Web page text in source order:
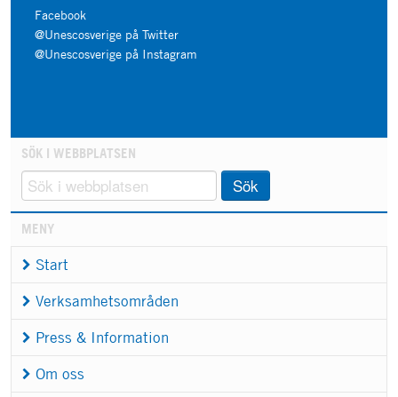
Facebook
@Unescosverige på Twitter
@Unescosverige på Instagram
SÖK I WEBBPLATSEN
Sök
MENY
Start
Verksamhetsområden
Press & Information
Om oss